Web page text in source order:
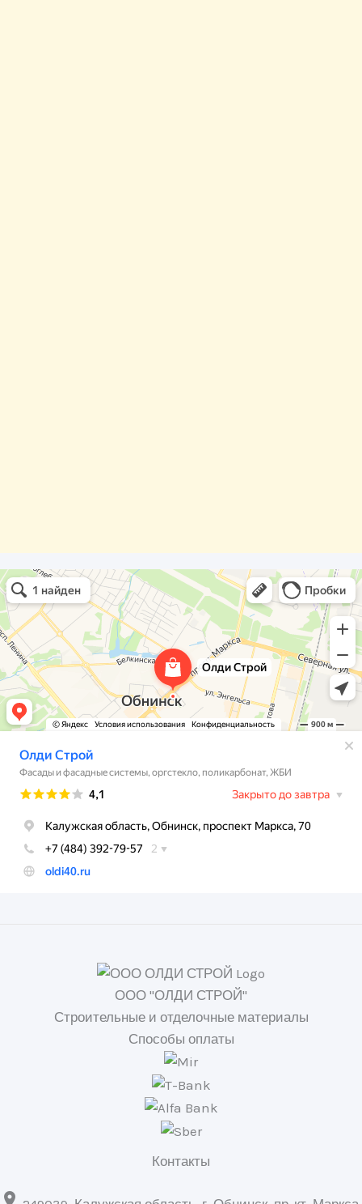
Олди Строй
Фасады и фасадные системы в Обнинске
Оргстекло, поликарбонат в Обнинске
ООО "ОЛДИ СТРОЙ"
Строительные и отделочные материалы
Способы оплаты
Контакты
